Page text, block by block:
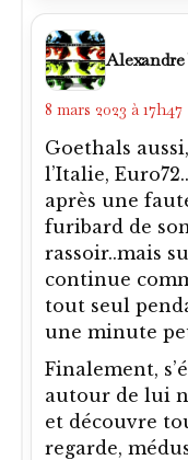
8 mars 2023 à 17h47
Goethals
l’Italie,
après une
furibard de
rassoir..mais
continue
tout seul
une minute
Finalement,
autour de lui
et découvre
regarde,